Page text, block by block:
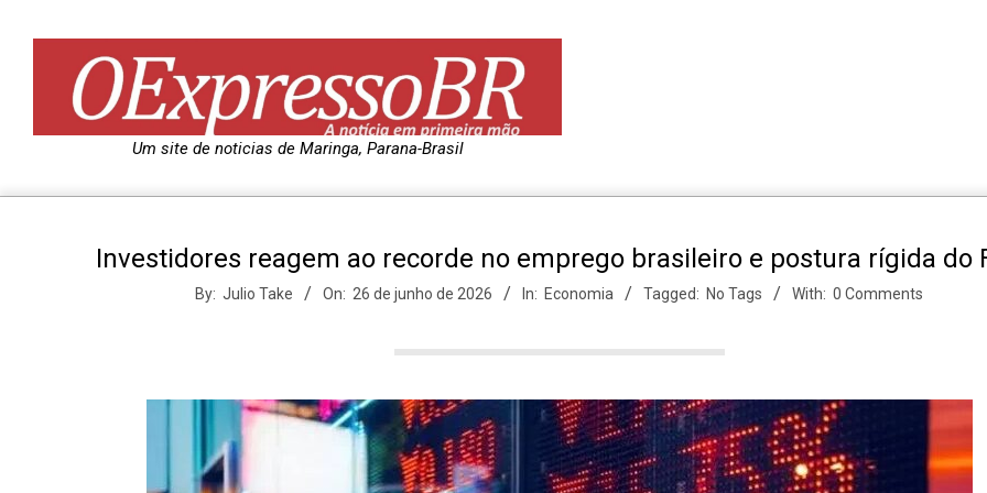
Um site de noticias de Maringa, Parana-Brasil
Investidores reagem ao recorde no emprego brasileiro e postura rígida do
By: Julio Take On: 26 de junho de 2026 In: Economia Tagged: No Tags With: 0 Comments